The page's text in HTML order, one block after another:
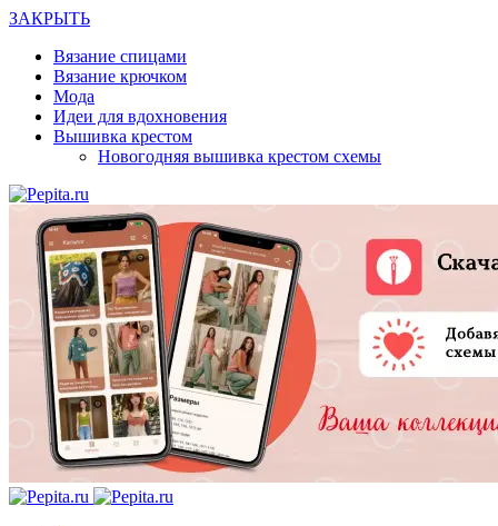
ЗАКРЫТЬ
Вязание спицами
Вязание крючком
Мода
Идеи для вдохновения
Вышивка крестом
Новогодняя вышивка крестом схемы